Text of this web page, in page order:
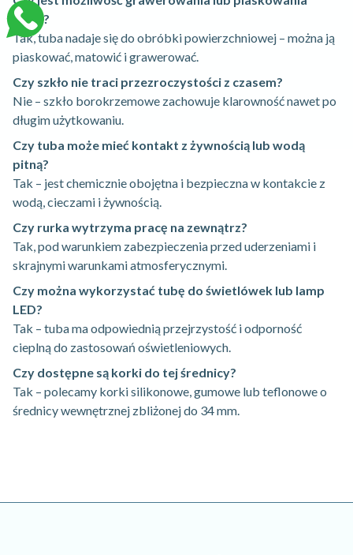
szkła?
Tak, tuba nadaje się do obróbki powierzchniowej – można ją
piaskować, matowić i grawerować.
Czy szkło nie traci przezroczystości z czasem?
Nie – szkło borokrzemowe zachowuje klarowność nawet po
długim użytkowaniu.
Czy tuba może mieć kontakt z żywnością lub wodą
pitną?
Tak – jest chemicznie obojętna i bezpieczna w kontakcie z
wodą, cieczami i żywnością.
Czy rurka wytrzyma pracę na zewnątrz?
Tak, pod warunkiem zabezpieczenia przed uderzeniami i
skrajnymi warunkami atmosferycznymi.
Czy można wykorzystać tubę do świetlówek lub lamp
LED?
Tak – tuba ma odpowiednią przejrzystość i odporność
cieplną do zastosowań oświetleniowych.
Czy dostępne są korki do tej średnicy?
Tak – polecamy korki silikonowe, gumowe lub teflonowe o
średnicy wewnętrznej zbliżonej do 34 mm.